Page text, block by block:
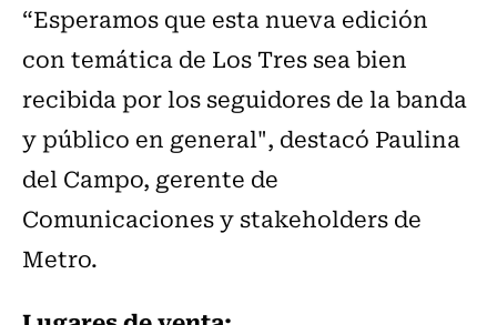
“Esperamos que esta nueva edición
con temática de Los Tres sea bien
recibida por los seguidores de la banda
y público en general", destacó Paulina
del Campo, gerente de
Comunicaciones y stakeholders de
Metro.